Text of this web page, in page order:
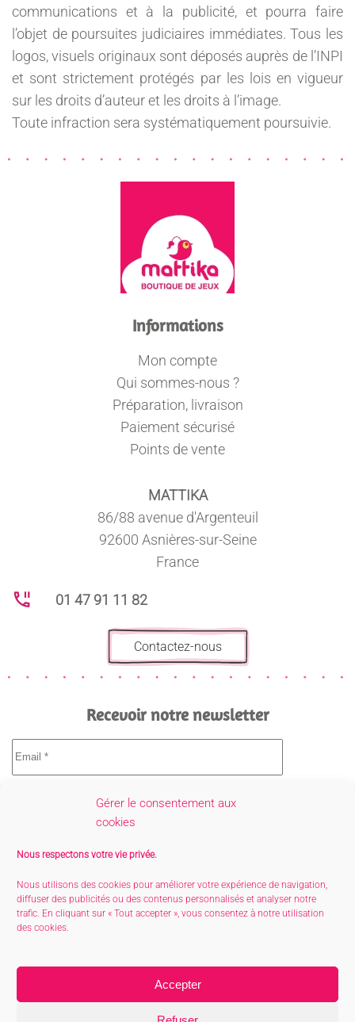
Gérer le consentement aux
cookies
Nous respectons votre vie privée.
Nous utilisons des cookies pour améliorer votre expérience de navigation,
diffuser des publicités ou des contenus personnalisés et analyser notre
trafic. En cliquant sur « Tout accepter », vous consentez à notre utilisation
des cookies.
Accepter
communications et à la publicité, et pourra faire
l’objet de poursuites judiciaires immédiates. Tous les
logos, visuels originaux sont déposés auprès de l’INPI
et sont strictement protégés par les lois en vigueur
sur les droits d’auteur et les droits à l’image.
Toute infraction sera systématiquement poursuivie.
Informations
Mon compte
Qui sommes-nous ?
Préparation, livraison
Paiement sécurisé
Points de vente
MATTIKA
86/88 avenue d'Argenteuil
92600 Asnières-sur-Seine
France
01 47 91 11 82
Contactez-nous
Recevoir notre newsletter
Politique de confidentialité